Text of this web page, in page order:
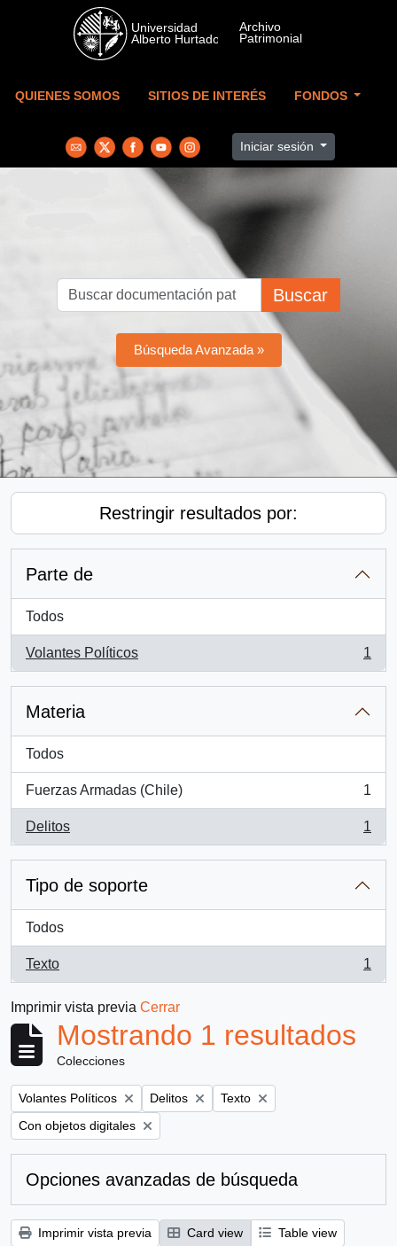
Skip to main content
QUIENES SOMOS SITIOS DE INTERÉS FONDOS
Iniciar sesión
Buscar
Búsqueda Avanzada »
Restringir resultados por:
Parte de
Todos
Volantes Políticos
, 1 resultados
1
Materia
Todos
Fuerzas Armadas (Chile)
, 1 resultados
1
Delitos
, 1 resultados
1
Tipo de soporte
Todos
Texto
, 1 resultados
1
Imprimir vista previa Cerrar
Mostrando 1 resultados
Colecciones
Remove filter:
Volantes Políticos Remove filter:
Delitos Remove filter:
Texto
Remove filter:
Con objetos digitales
Opciones avanzadas de búsqueda
Imprimir vista previa Card view
Table view